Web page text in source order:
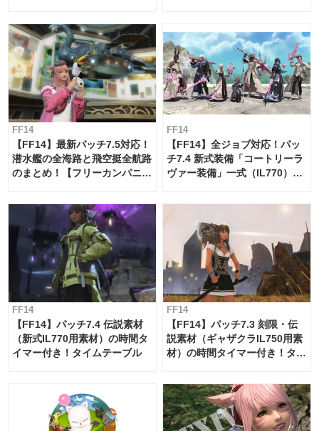
FF14
【FF14】最新パッチ7.5対応！
潜水艦の全海路と飛空挺全航路
のまとめ！【フリーカンパニ
FF14
【FF14】全ジョブ対応！パッ
チ7.4 新式装備「コートリーラ
ヴァー装備」一式（IL770）の
FF14
【FF14】パッチ7.4 伝説素材
（新式IL770用素材）の時間タ
イマー付き！タイムテーブル
FF14
【FF14】パッチ7.3 刻限・伝
説素材（ギャザクラIL750用素
材）の時間タイマー付き！タイ